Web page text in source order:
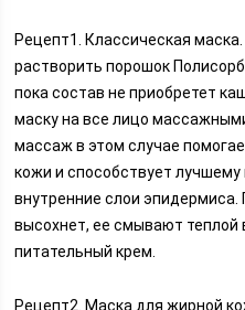
Рецепт1. Классическая
растворить порошок
пока состав не приобретет
маску на все лицо
массаж в этом случае
кожи и способствует
внутренние слои эпидермиса.
высохнет, ее смывают теплой
питательный крем.
Рецепт2. Маска для жирной